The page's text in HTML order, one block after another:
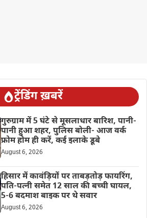
ट्रेंडिंग ख़बरें
गुरुग्राम में 5 घंटे से मूसलाधार बारिश, पानी-
पानी हुआ शहर, पुलिस बोली- आज वर्क
फ्रोम होम ही करें, कई इलाके डूबे
August 6, 2026
हिसार में कावंड़ियों पर ताबड़तोड़ फायरिंग,
पति-पत्नी समेत 12 साल की बच्ची घायल,
5-6 बदमाश बाइक पर थे सवार
August 6, 2026